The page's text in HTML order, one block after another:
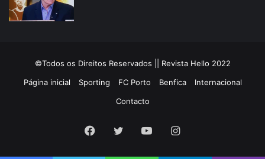
©Todos os Direitos Reservados || Revista Hello 2022
Página inicial
Sporting FC Porto Benfica
Internacional
Contacto
Facebook
TwitterYouTubeInstagram